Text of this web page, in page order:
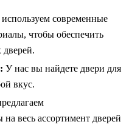
современные
чтобы обеспечить
У нас вы найдете двери для
вкус.
весь ассортимент дверей